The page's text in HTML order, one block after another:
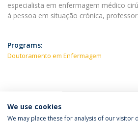
especialista em enfermagem médico
à pessoa em situação crónica,
Programs:
Doutoramento em Enfermagem
We use cookies
We may place these for analysis of our visitor